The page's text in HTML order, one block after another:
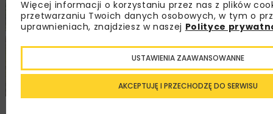
Więcej informacji o korzystaniu przez nas z plików
przetwarzaniu Twoich danych osobowych, w tym o
uprawnieniach, znajdziesz w naszej Polityce
AKCEPTUJĘ I PRZECHODZĘ DO SERWISU
USTAWIENIA ZAAWANSOWANNE